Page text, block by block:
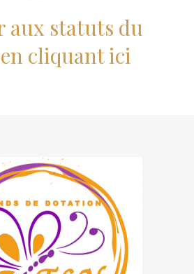
aux statuts du
cliquant ici